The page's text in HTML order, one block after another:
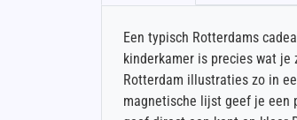
Een typisch Rotterdams
kinderkamer is precies wat
Rotterdam illustraties zo in
magnetische lijst geef je een